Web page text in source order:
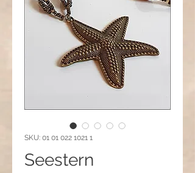
SKU: 01 01 022 1021 1
Seestern